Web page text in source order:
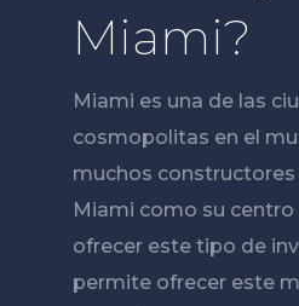
Miami?
Miami es una de las
cosmopolitas en el
muchos
Miami como su centro
ofrecer este tipo de
permite ofrecer este